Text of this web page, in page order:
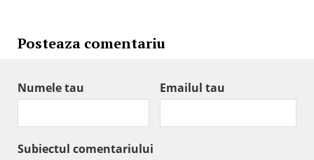
Posteaza comentariu
Numele tau Emailul tau
Subiectul comentariului